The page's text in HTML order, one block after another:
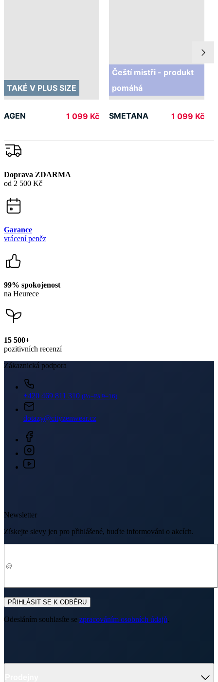
TAKÉ V PLUS SIZE
AGEN 1 099 Kč
Čeští mistři - produkt
pomáhá
SMETANA 1 099 Kč
Doprava ZDARMA
od 2 500 Kč
Garance
vrácení peněz
99% spokojenost
na Heurece
15 500+
pozitivních recenzí
Zákaznická podpora
+420 469 811 310 (Po–Pá 9–16)
dotazy@cityzenwear.cz
Newsletter
Získejte slevy jen pro přihlášené, buďte informováni o akcích.
PŘIHLÁSIT SE K ODBĚRU
Odesláním souhlasíte se zpracováním osobních údajů.